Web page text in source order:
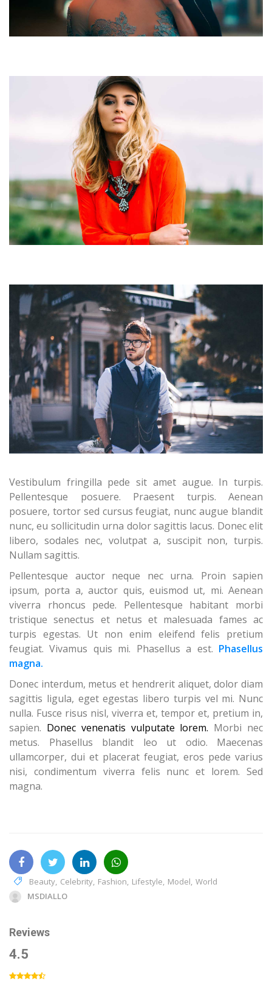
Vestibulum fringilla pede sit amet augue. In turpis.
Pellentesque posuere. Praesent turpis. Aenean
posuere, tortor sed cursus feugiat, nunc augue blandit
nunc, eu sollicitudin urna dolor sagittis lacus. Donec elit
libero, sodales nec, volutpat a, suscipit non, turpis.
Nullam sagittis.
Pellentesque auctor neque nec urna. Proin sapien
ipsum, porta a, auctor quis, euismod ut, mi. Aenean
viverra rhoncus pede. Pellentesque habitant morbi
tristique senectus et netus et malesuada fames ac
turpis egestas. Ut non enim eleifend felis pretium
feugiat. Vivamus quis mi. Phasellus a est. Phasellus
magna.
Donec interdum, metus et hendrerit aliquet, dolor diam
sagittis ligula, eget egestas libero turpis vel mi. Nunc
nulla. Fusce risus nisl, viverra et, tempor et, pretium in,
sapien. Donec venenatis vulputate lorem. Morbi nec
metus. Phasellus blandit leo ut odio. Maecenas
ullamcorper, dui et placerat feugiat, eros pede varius
nisi, condimentum viverra felis nunc et lorem. Sed
magna.
Beauty, Celebrity, Fashion, Lifestyle, Model, World
MSDIALLO
Reviews
4.5